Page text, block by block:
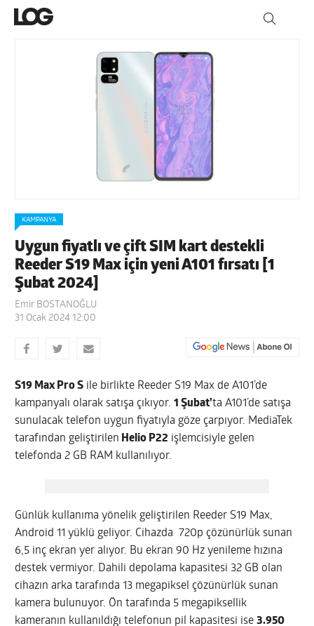
KAMPANYA
Uygun fiyatlı ve çift SIM kart destekli
Reeder S19 Max için yeni A101 fırsatı [1
Şubat 2024]
Emir BOSTANOĞLU
31 Ocak 2024 12:00
S19 Max Pro S ile birlikte Reeder S19 Max de A101’de
kampanyalı olarak satışa çıkıyor.1 Şubat’ta A101’de satışa
sunulacak telefon uygun fiyatıyla göze çarpıyor. MediaTek
tarafından geliştirilen Helio P22 işlemcisiyle gelen
telefonda 2 GB RAM kullanılıyor.
Günlük kullanıma yönelik geliştirilen Reeder S19 Max,
Android 11 yüklü geliyor. Cihazda 720p çözünürlük sunan
6,5 inç ekran yer alıyor. Bu ekran 90 Hz yenileme hızına
destek vermiyor. Dahili depolama kapasitesi 32 GB olan
cihazın arka tarafında 13 megapiksel çözünürlük sunan
kamera bulunuyor. Ön tarafında 5 megapiksellik
kameranın kullanıldığı telefonun pil kapasitesi ise3.950